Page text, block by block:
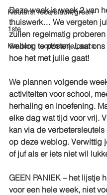
Kleuters: roos/blauw/groen
1ste
Kleuters: rood/oranje/paars
Deze week is week 2 van
thuiswerk… We vergeten
zullen regelmatig
weblog te posten. Laat
hoe het met jullie gaat!
We plannen volgende
activiteiten voor school,
herhaling en inoefening.
elke dag wat tijd voor vrij.
kan via de
op deze weblog. Verwittig
of juf als er iets niet wil
GEEN PANIEK – het lijstje
voor een hele week, niet